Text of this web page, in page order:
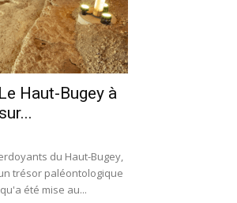
Haut-Bugey à
du Haut-Bugey,
trésor paléontologique
été mise au...